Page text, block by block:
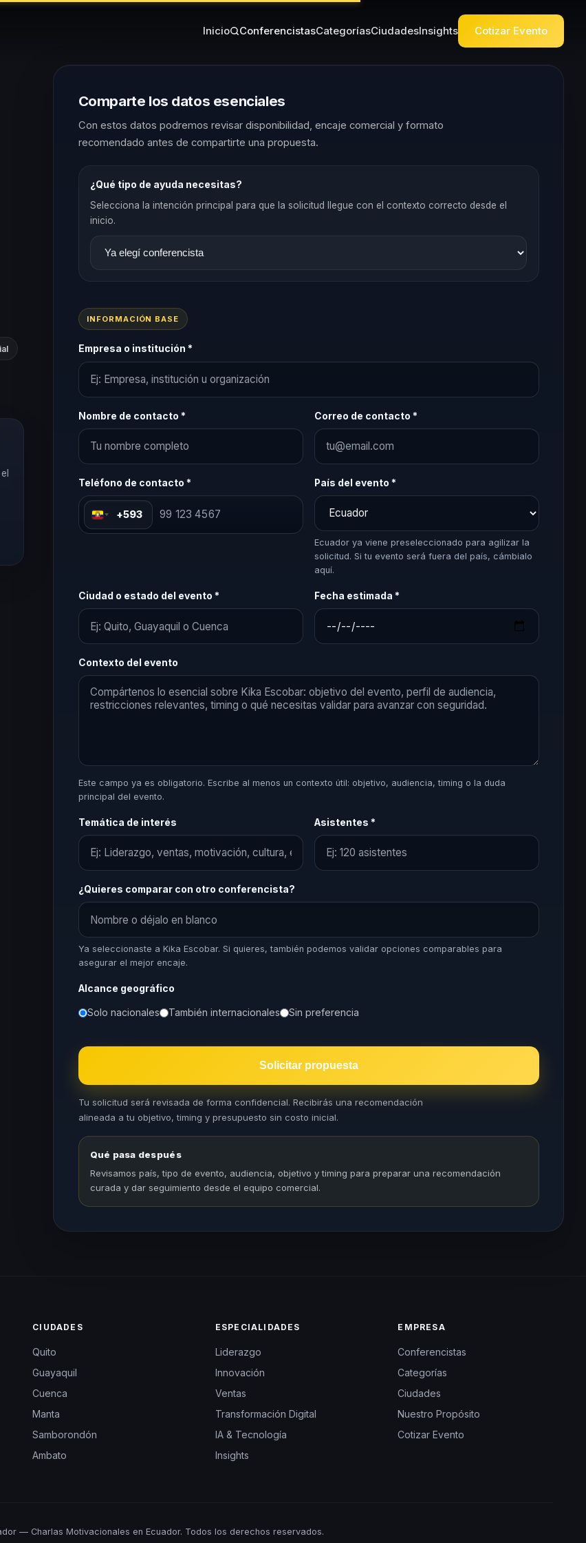
Inicio ConferencistasCategoríasCiudadesInsights Cotizar Evento
Comparte los datos esenciales
Con estos datos podremos revisar disponibilidad, encaje comercial y formato
recomendado antes de compartirte una propuesta.
¿Qué tipo de ayuda necesitas?
Selecciona la intención principal para que la solicitud llegue con el contexto correcto desde el
inicio.
INFORMACIÓN BASE
Empresa o institución *
Nombre de contacto * Correo de contacto *
Teléfono de contacto *
+593
País del evento *
Ecuador ya viene preseleccionado para agilizar la
solicitud. Si tu evento será fuera del país, cámbialo
aquí.
Ciudad o estado del evento * Fecha estimada *
Contexto del evento
Este campo ya es obligatorio. Escribe al menos un contexto útil: objetivo, audiencia, timing o la duda
principal del evento.
Temática de interés Asistentes *
¿Quieres comparar con otro conferencista?
Ya seleccionaste a Kika Escobar. Si quieres, también podemos validar opciones comparables para
asegurar el mejor encaje.
Alcance geográfico
Solo nacionales También internacionales Sin preferencia
Solicitar propuesta
Tu solicitud será revisada de forma confidencial. Recibirás una recomendación
alineada a tu objetivo, timing y presupuesto sin costo inicial.
Qué pasa después
Revisamos país, tipo de evento, audiencia, objetivo y timing para preparar una recomendación
curada y dar seguimiento desde el equipo comercial.
CIUDADES
Quito
Guayaquil
Cuenca
Manta
Samborondón
Ambato
ESPECIALIDADES
Liderazgo
Innovación
Ventas
Transformación Digital
IA & Tecnología
Insights
EMPRESA
Conferencistas
Categorías
Ciudades
Nuestro Propósito
Cotizar Evento
— Charlas Motivacionales en Ecuador. Todos los derechos reservados.